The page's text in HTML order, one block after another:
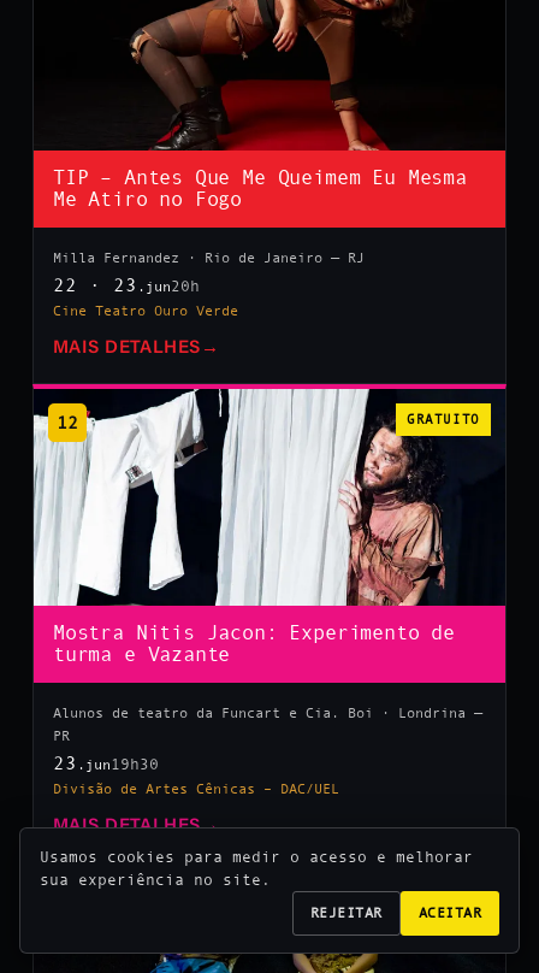
TIP – Antes Que Me Queimem Eu Mesma
Me Atiro no Fogo
Milla Fernandez · Rio de Janeiro — RJ
22 · 23 .jun20h
Cine Teatro Ouro Verde
MAIS DETALHES →
12 GRATUITO
Mostra Nitis Jacon: Experimento de
turma e Vazante
Alunos de teatro da Funcart e Cia. Boi · Londrina —
PR
23 .jun 19h30
Divisão de Artes Cênicas – DAC/UEL
MAIS DETALHES→
Usamos cookies para medir o acesso e melhorar
sua experiência no site.
REJEITAR ACEITAR